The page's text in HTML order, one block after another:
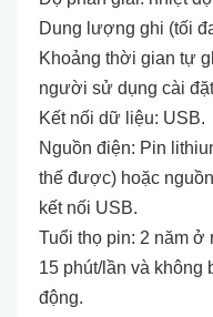
Dung lượng ghi (tối
Khoảng thời gian tự
người sử dụng cài
Kết nối dữ liệu: USB.
Nguồn điện: Pin
thế được) hoặc
kết nối USB.
Tuổi thọ pin: 2 năm
15 phút/lần và không
động.